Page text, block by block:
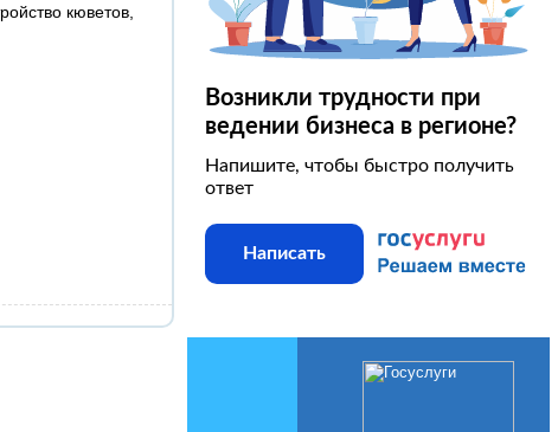
кюветов,
Возникли трудности при
ведении бизнеса в регионе?
Напишите, чтобы быстро получить
ответ
Написать